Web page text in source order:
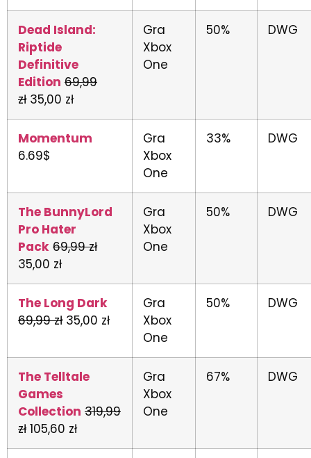
Dead Island:
Riptide
Definitive
Edition 69,99
zł35,00 zł
Gra
Xbox
One
50% DWG
Momentum
6.69$
Gra
Xbox
One
33% DWG
The BunnyLord
Pro Hater
Pack 69,99 zł
35,00 zł
Gra
Xbox
One
50% DWG
The Long Dark
69,99 zł35,00 zł
Gra
Xbox
One
50% DWG
The Telltale
Games
Collection 319,99
zł105,60 zł
Gra
Xbox
One
67% DWG